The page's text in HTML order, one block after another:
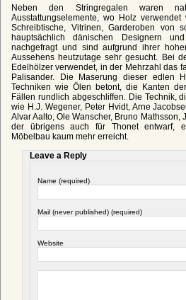
Neben den Stringregalen waren
Ausstattungselemente, wo Holz verwendet
Schreibtische, Vitrinen, Garderoben von
hauptsächlich dänischen Designern
nachgefragt und sind aufgrund ihrer
Aussehens heutzutage sehr gesucht. Bei
Edelhölzer verwendet, in der Mehrzahl das
Palisander. Die Maserung dieser edlen
Techniken wie Ölen betont, die Kanten
Fällen rundlich abgeschliffen. Die Technik,
wie H.J. Wegener, Peter Hvidt, Arne
Alvar Aalto, Ole Wanscher, Bruno Mathsson,
der übrigens auch für Thonet entwarf,
Möbelbau kaum mehr erreicht.
Leave a Reply
Name (required)
Mail (never published) (required)
Website